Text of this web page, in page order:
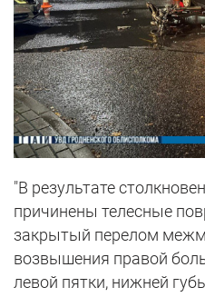
"В результате
причинены телесные
закрытый перелом
возвышения правой
левой пятки, нижней